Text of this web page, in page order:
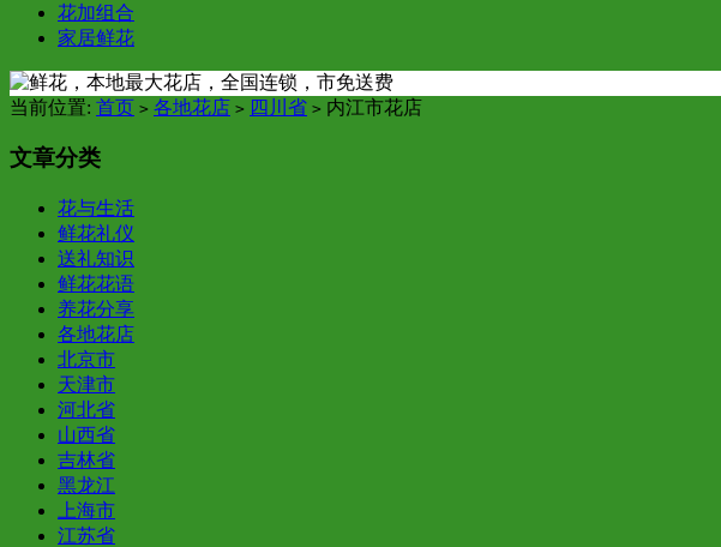
花加组合
家居鲜花
当前位置: 首页 > 各地花店 > 四川省 > 内江市花店
文章分类
花与生活
鲜花礼仪
送礼知识
鲜花花语
养花分享
各地花店
北京市
天津市
河北省
山西省
吉林省
黑龙江
上海市
江苏省